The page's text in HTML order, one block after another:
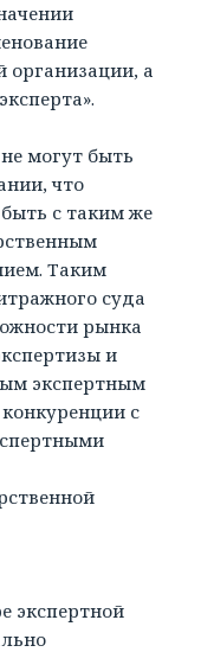
организации, а
могут быть
что
с таким же
Таким
суда
рынка
и
экспертным
с
экспертной